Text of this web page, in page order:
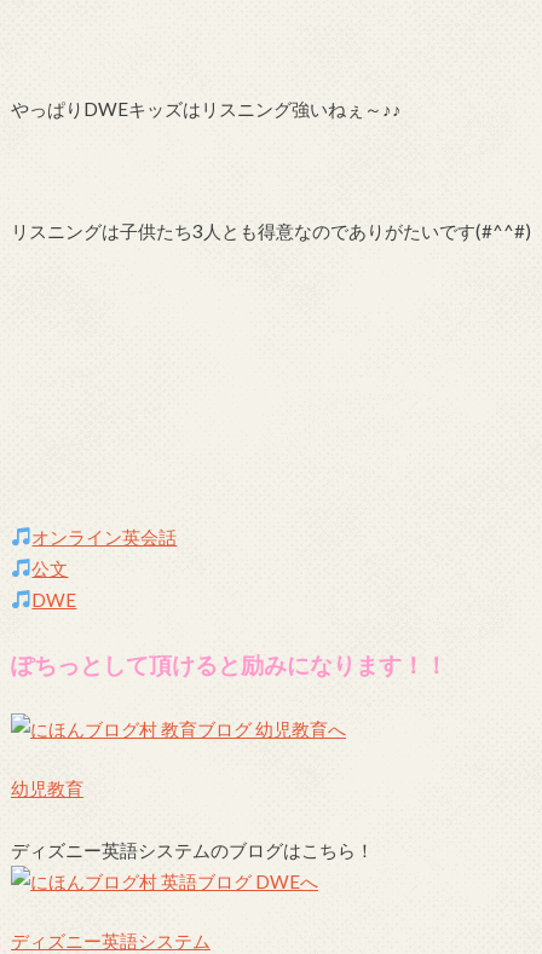
やっぱりDWEキッズはリスニング強いねぇ～♪♪
リスニングは子供たち3人とも得意なのでありがたいです(#^^#)
オンライン英会話
公文
DWE
ぽちっとして頂けると励みになります！！
幼児教育
ディズニー英語システムのブログはこちら！
ディズニー英語システム